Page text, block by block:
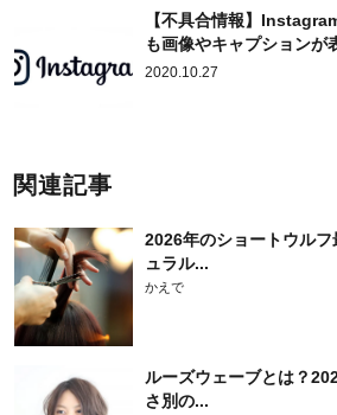
【不具合情報】
も画像やキャプションが
2020.10.27
関連記事
2026年のショートウル
ュラル...
かえで
ルーズウェーブとは？
さ別の...